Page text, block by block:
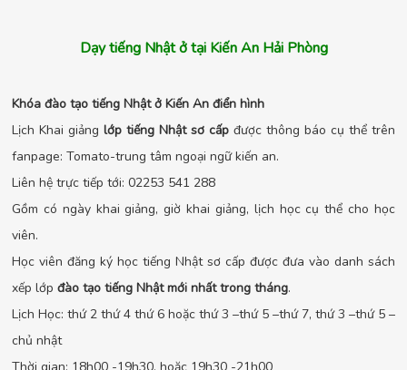
Dạy tiếng Nhật ở tại Kiến An Hải Phòng
Khóa đào tạo tiếng Nhật ở Kiến An điển hình
Lịch Khai giảng lớp tiếng Nhật sơ cấp được thông báo cụ thể trên
fanpage: Tomato-trung tâm ngoại ngữ kiến an.
Liên hệ trực tiếp tới: 02253 541 288
Gồm có ngày khai giảng, giờ khai giảng, lịch học cụ thể cho học
viên.
Học viên đăng ký học tiếng Nhật sơ cấp được đưa vào danh sách
xếp lớp đào tạo tiếng Nhật mới nhất trong tháng.
Lịch Học: thứ 2 thứ 4 thứ 6 hoặc thứ 3 –thứ 5 –thứ 7, thứ 3 –thứ 5 –
chủ nhật